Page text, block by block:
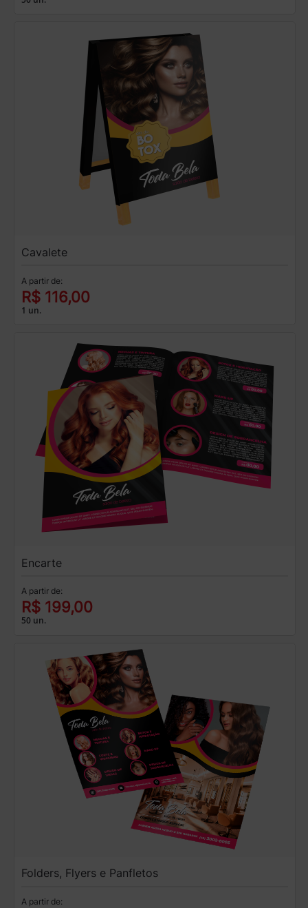
Cavalete
A partir de:
R$ 116,00
1 un.
Encarte
A partir de:
R$ 199,00
50 un.
Folders, Flyers e Panfletos
A partir de: